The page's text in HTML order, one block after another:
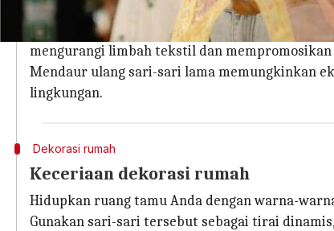
Berikan sari lama Anda kesempatan kedua
Rok, atasan, atau bahkan gaun - dengan
mengurangi limbah tekstil dan
Mendaur ulang sari-sari lama memungkinkan
lingkungan.
Dekorasi rumah
Keceriaan dekorasi rumah
Hidupkan ruang tamu Anda dengan warna-
Gunakan sari-sari tersebut sebagai tirai